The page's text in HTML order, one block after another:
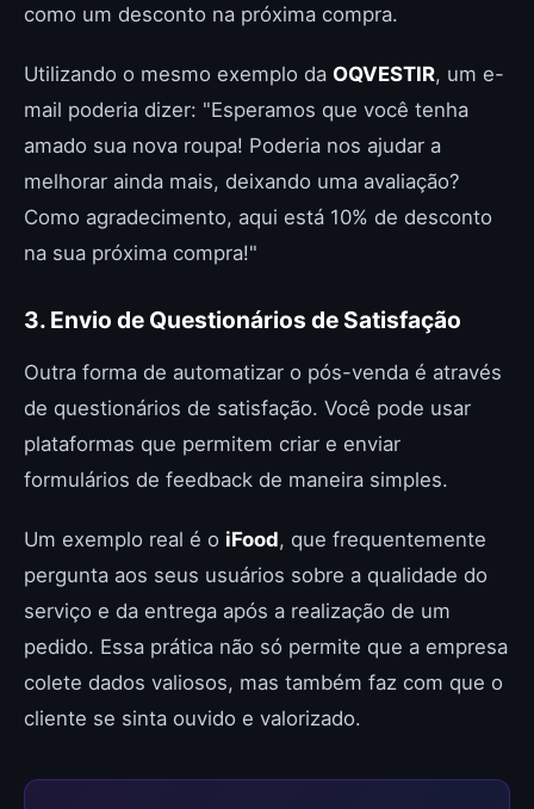
como um desconto na próxima compra.
Utilizando o mesmo exemplo da OQVESTIR, um e-
mail poderia dizer: "Esperamos que você tenha
amado sua nova roupa! Poderia nos ajudar a
melhorar ainda mais, deixando uma avaliação?
Como agradecimento, aqui está 10% de desconto
na sua próxima compra!"
3. Envio de Questionários de Satisfação
Outra forma de automatizar o pós-venda é através
de questionários de satisfação. Você pode usar
plataformas que permitem criar e enviar
formulários de feedback de maneira simples.
Um exemplo real é o iFood, que frequentemente
pergunta aos seus usuários sobre a qualidade do
serviço e da entrega após a realização de um
pedido. Essa prática não só permite que a empresa
colete dados valiosos, mas também faz com que o
cliente se sinta ouvido e valorizado.